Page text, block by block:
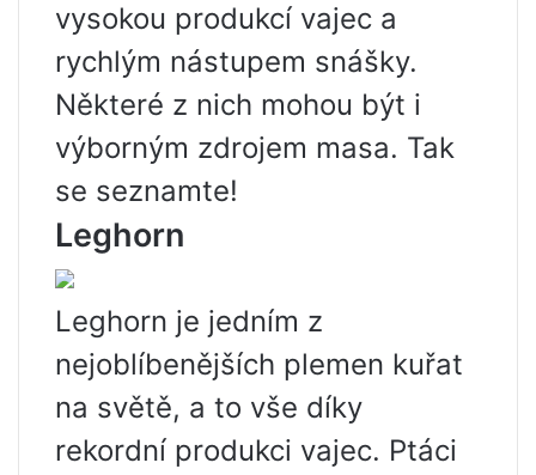
vysokou produkcí vajec a
rychlým nástupem snášky.
Některé z nich mohou být i
výborným zdrojem masa. Tak
se seznamte!
Leghorn
Leghorn je jedním z
nejoblíbenějších plemen kuřat
na světě, a to vše díky
rekordní produkci vajec. Ptáci